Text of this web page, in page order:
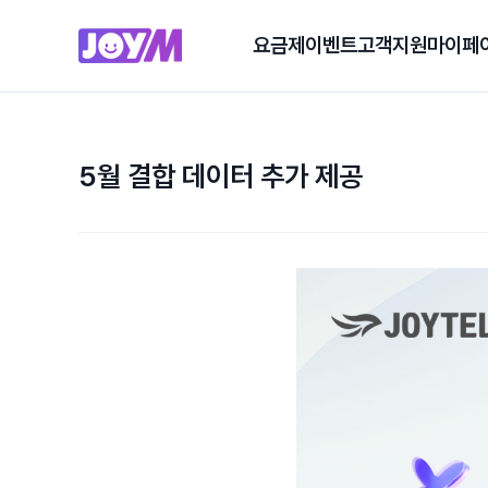
요금제 이벤트고객지원마이페
5월 결합 데이터 추가 제공